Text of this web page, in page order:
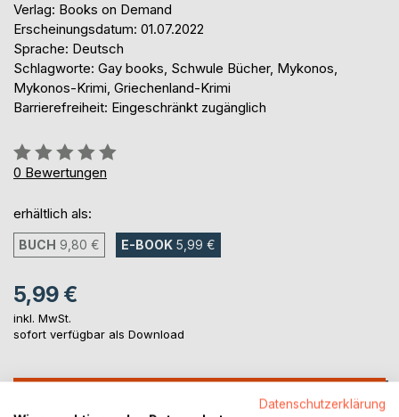
Verlag: Books on Demand
Erscheinungsdatum: 01.07.2022
Sprache: Deutsch
Schlagworte: Gay books, Schwule Bücher, Mykonos,
Mykonos-Krimi, Griechenland-Krimi
Barrierefreiheit: Eingeschränkt zugänglich
Bewertung::
0%
0 Bewertungen
erhältlich als:
BUCH 9,80 € E-BOOK 5,99 €
5,99 €
inkl. MwSt.
sofort verfügbar als Download
Datenschutzerklärung